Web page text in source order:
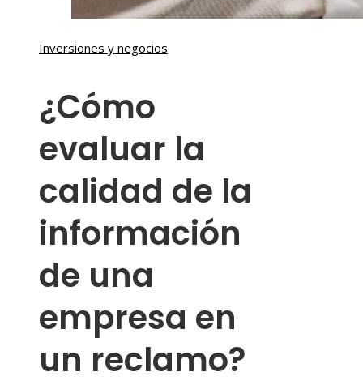
Inversiones y negocios
¿Cómo
evaluar la
calidad de la
información
de una
empresa en
un reclamo?